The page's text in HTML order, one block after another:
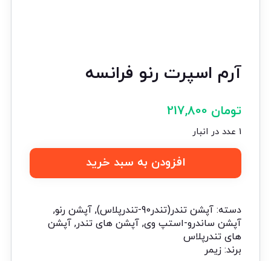
آرم اسپرت رنو فرانسه
تومان
1 عدد در انبار
افزودن به سبد خرید
دسته: آپشن تندر(تندر90-تندرپلاس) , آپشن رنو,
آپشن ساندرو-استپ وی, آپشن های تندر, آپشن
های تندرپلاس
برند: زیمر